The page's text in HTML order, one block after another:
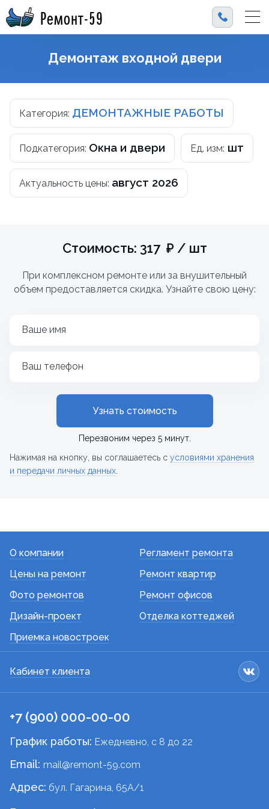
Ремонт-59
Демонтаж входной двери
Категория: ДЕМОНТАЖНЫЕ РАБОТЫ
Подкатегория: Окна и двери Ед. изм: шт
Актуальность цены: август 2026
Стоимость: 317 ₽ / шт
При комплексном ремонте или за внушительный
объем предоставляется скидка. Узнайте свою цену:
Ваше имя
Ваш телефон
Узнать стоимость
Перезвоним через 5 минут.
Нажимая на кнопку, вы соглашаетесь с условиями хранения
и передачи личных данных
О компании
Цены на ремонт
Фото ремонтов
Дизайн-проект
Приемка новостроек
Регламент ремонта
Ремонт квартир
Ремонт офисов
Отделка коттеджей
Кабинет клиента
+7 (900) 000-00-00
График работы: Ежедневно, c 8 до 22
Email: mail@remont-59.com
Адрес: бул. Гагарина, 65А/1